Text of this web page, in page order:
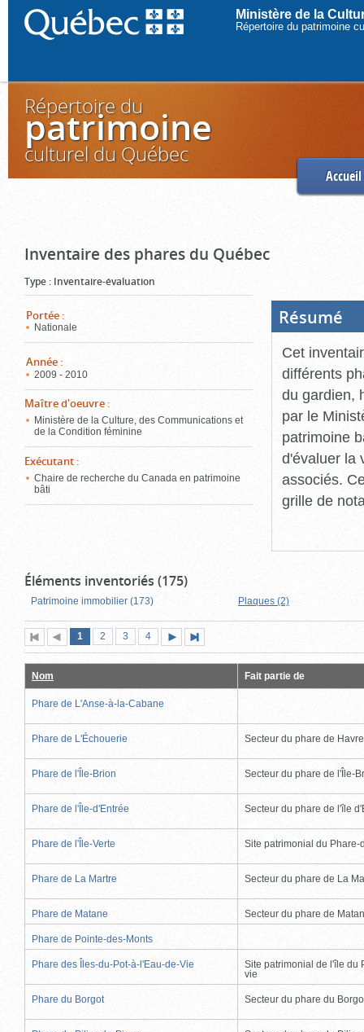
Ministère de la
Répertoire du patrimoine
Répertoire du
patrimoine
culturel du Québec
Accueil
Inventaire des phares du Québec
Type : Inventaire-évaluation
Portée :
Nationale
Année :
2009 - 2010
Maître d'oeuvre :
Ministère de la Culture, des Communications et
de la Condition féminine
Exécutant :
Chaire de recherche du Canada en patrimoine
bâti
Résumé
Cet
différents
du gardien,
par le
patrimoine
d'évaluer la
associés.
grille de
Éléments inventoriés (175)
Patrimoine immobilier (173) Plaques (2)
Première
page
Page
précédente
Page
1 (page
actuelle)
Page
2 Page
3 Page
4
suivante
page
Nom Fait partie de
Phare de L'Anse-à-la-Cabane
Phare de L'Échouerie Secteur du phare de
Phare de l'Île-Brion Secteur du phare de l'Île-
Phare de l'Île-d'Entrée Secteur du phare de l'île
Phare de l'Île-Verte Site patrimonial du Phare-
Phare de La Martre Secteur du phare de La
Phare de Matane Secteur du phare de
Phare de Pointe-des-Monts
Phare des Îles-du-Pot-à-l'Eau-de-Vie
Site patrimonial de l'île du
vie
Phare du Borgot Secteur du phare du